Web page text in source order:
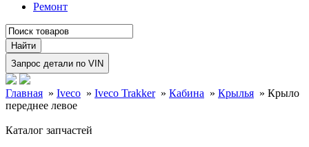
Ремонт
Главная » Iveco » Iveco Trakker » Кабина » Крылья » Крыло
переднее левое
Каталог запчастей